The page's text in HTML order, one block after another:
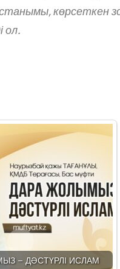
көрсеткен
ол.
– ДӘСТҮРЛІ ИСЛАМ